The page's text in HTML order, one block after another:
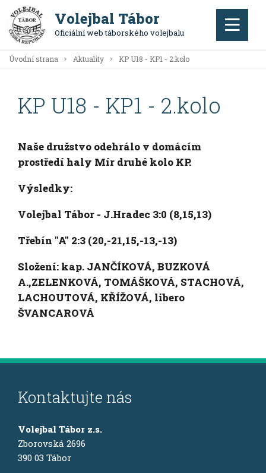
Volejbal Tábor
Oficiální web táborského volejbalu
Úvodní strana Aktuality KP U18 - KP1 - 2.kolo
KP U18 - KP1 - 2.kolo
Naše družstvo odehrálo v domácím
prostředí haly Mír druhé kolo KP.
Výsledky:
Volejbal Tábor - J.Hradec 3:0 (8,15,13)
Třebín "A" 2:3 (20,-21,15,-13,-13)
Složení: kap. JANČÍKOVÁ, BUZKOVÁ
A.,ZELENKOVÁ, TOMÁŠKOVÁ, STACHOVÁ,
LACHOUTOVÁ, KŘÍŽOVÁ, libero
ŠVANCAROVÁ
Kontaktujte nás
Volejbal Tábor z.s.
Zborovská 2696
390 03 Tábor